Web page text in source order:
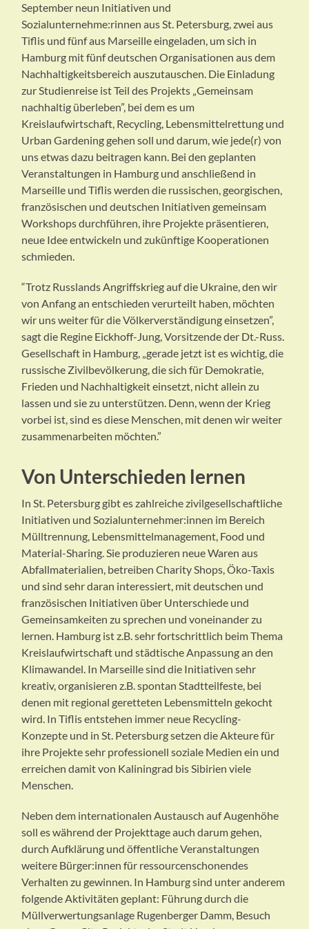
September neun Initiativen und
Sozialunternehme:rinnen aus St. Petersburg, zwei aus
Tiflis und fünf aus Marseille eingeladen, um sich in
Hamburg mit fünf deutschen Organisationen aus dem
Nachhaltigkeitsbereich auszutauschen. Die Einladung
zur Studienreise ist Teil des Projekts „Gemeinsam
nachhaltig überleben”, bei dem es um
Kreislaufwirtschaft, Recycling, Lebensmittelrettung und
Urban Gardening gehen soll und darum, wie jede(r) von
uns etwas dazu beitragen kann. Bei den geplanten
Veranstaltungen in Hamburg und anschließend in
Marseille und Tiflis werden die russischen, georgischen,
französischen und deutschen Initiativen gemeinsam
Workshops durchführen, ihre Projekte präsentieren,
neue Idee entwickeln und zukünftige Kooperationen
schmieden.
“Trotz Russlands Angriffskrieg auf die Ukraine, den wir
von Anfang an entschieden verurteilt haben, möchten
wir uns weiter für die Völkerverständigung einsetzen”,
sagt die Regine Eickhoff-Jung, Vorsitzende der Dt.-Russ.
Gesellschaft in Hamburg, „gerade jetzt ist es wichtig, die
russische Zivilbevölkerung, die sich für Demokratie,
Frieden und Nachhaltigkeit einsetzt, nicht allein zu
lassen und sie zu unterstützen. Denn, wenn der Krieg
vorbei ist, sind es diese Menschen, mit denen wir weiter
zusammenarbeiten möchten.”
Von Unterschieden lernen
In St. Petersburg gibt es zahlreiche zivilgesellschaftliche
Initiativen und Sozialunternehmer:innen im Bereich
Mülltrennung, Lebensmittelmanagement, Food und
Material-Sharing. Sie produzieren neue Waren aus
Abfallmaterialien, betreiben Charity Shops, Öko-Taxis
und sind sehr daran interessiert, mit deutschen und
französischen Initiativen über Unterschiede und
Gemeinsamkeiten zu sprechen und voneinander zu
lernen. Hamburg ist z.B. sehr fortschrittlich beim Thema
Kreislaufwirtschaft und städtische Anpassung an den
Klimawandel. In Marseille sind die Initiativen sehr
kreativ, organisieren z.B. spontan Stadtteilfeste, bei
denen mit regional geretteten Lebensmitteln gekocht
wird. In Tiflis entstehen immer neue Recycling-
Konzepte und in St. Petersburg setzen die Akteure für
ihre Projekte sehr professionell soziale Medien ein und
erreichen damit von Kaliningrad bis Sibirien viele
Menschen.
Neben dem internationalen Austausch auf Augenhöhe
soll es während der Projekttage auch darum gehen,
durch Aufklärung und öffentliche Veranstaltungen
weitere Bürger:innen für ressourcenschonendes
Verhalten zu gewinnen. In Hamburg sind unter anderem
folgende Aktivitäten geplant: Führung durch die
Müllverwertungsanlage Rugenberger Damm, Besuch